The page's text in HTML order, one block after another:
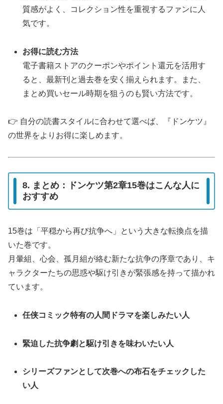
質感がよく、コレクション性を重視するファンに人
気です。
お得に読む方法
電子書籍ストアのクーポンやポイント還元を活用す
ると、最新刊と過去巻を安く揃えられます。また、
まとめ買いセール時期を狙うのも賢い方法です。
👉 自分の読書スタイルに合わせて選べば、『ドンケツ』
の世界をよりお得に楽しめます。
8. まとめ：ドンケツ第2章15巻はこんな人に
おすすめ
15巻は「平穏から再び抗争へ」という大きな転換点を描
いた巻です。
月暈組、心会、孤月組が絡む新たな抗争の序章であり、キ
ャラクターたちの思惑や駆け引きが緊張感を持って描かれ
ています。
任侠コミック特有の人間ドラマを楽しみたい人
緊迫した抗争劇と駆け引きを味わいたい人
シリーズファンとして次巻への布石をチェックした
い人